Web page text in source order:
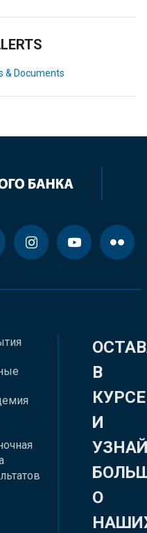
& Documents
В
КУРСЕ
И
О